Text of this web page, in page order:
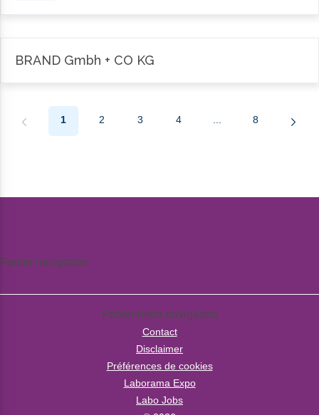
BRAND Gmbh + CO KG
1 2 3 4 ... 8
Footer navigation
Footer meta navigation
Contact
Disclaimer
Préférences de cookies
Laborama Expo
Labo Jobs